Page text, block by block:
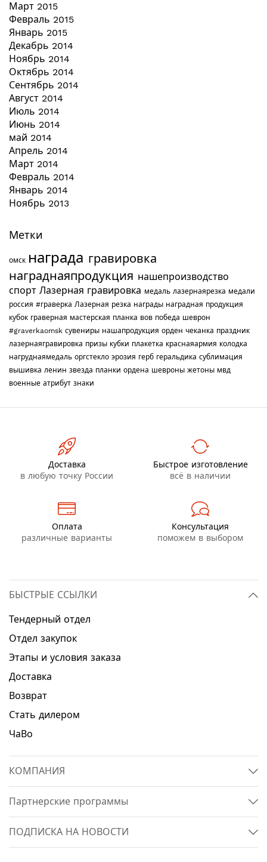
Март 2015
Февраль 2015
Январь 2015
Декабрь 2014
Ноябрь 2014
Октябрь 2014
Сентябрь 2014
Август 2014
Июль 2014
Июнь 2014
май 2014
Апрель 2014
Март 2014
Февраль 2014
Январь 2014
Ноябрь 2013
Метки
омск награда гравировка
награднаяпродукция нашепроизводство
спорт Лазерная гравировка медаль лазернаярезка медали
россия #граверка Лазерная резка награды наградная продукция
кубок граверная мастерская планка вов победа шеврон
#graverkaomsk сувениры нашапродукция орден чеканка праздник
лазернаягравировка призы кубки плакетка краснаяармия колодка
нагруднаямедаль оргстекло эрозия герб геральдика сублимация
вышивка ленин звезда планки ордена шевроны жетоны мвд
военные атрибут знаки
Доставка
в любую точку России
Быстрое изготовление
всё в наличии
Оплата
различные варианты
Консультация
поможем в выбором
БЫСТРЫЕ ССЫЛКИ
Тендерный отдел
Отдел закупок
Этапы и условия заказа
Доставка
Возврат
Стать дилером
ЧаВо
КОМПАНИЯ
Партнерские программы
ПОДПИСКА НА НОВОСТИ